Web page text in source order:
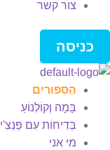
צור קשר
כניסה
הַסִּפּוּרִים
בָּמָה וְקוֹלְנוֹעַ
בְּדִיחוֹת עִם פַּנְצִ'י
מי אני